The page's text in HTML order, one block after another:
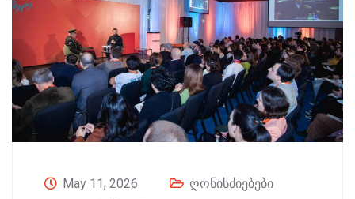
May 11, 2026 ღონისძიებები